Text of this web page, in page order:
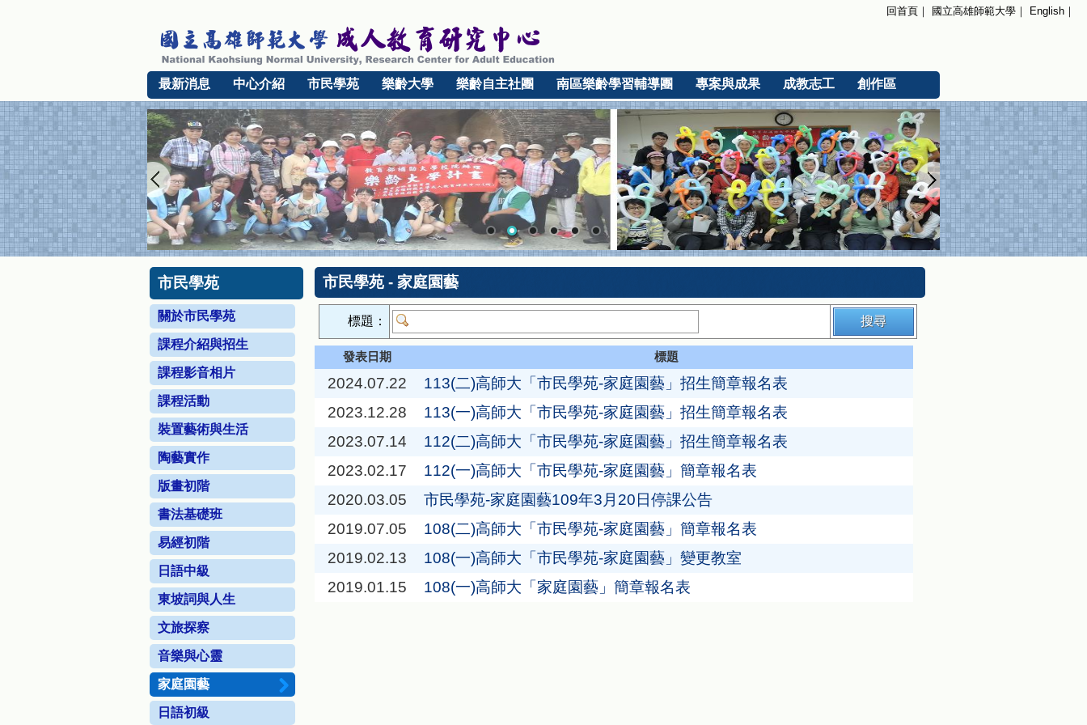
回首頁 ｜ 國立高雄師範大學 ｜ English ｜
最新消息 中心介紹 市民學苑 樂齡大學 樂齡自主社團 南區樂齡學習輔導團 專案與成果 成教志工 創作區
市民學苑
關於市民學苑
課程介紹與招生
課程影音相片
課程活動
裝置藝術與生活
陶藝實作
版畫初階
書法基礎班
易經初階
日語中級
東坡詞與人生
文旅探察
音樂與心靈
家庭園藝
日語初級
市民學苑 - 家庭園藝
標題：
發表日期 標題
2024.07.22
113(二)高師大「市民學苑-家庭園藝」招生簡章報名表
2023.12.28
113(一)高師大「市民學苑-家庭園藝」招生簡章報名表
2023.07.14
112(二)高師大「市民學苑-家庭園藝」招生簡章報名表
2023.02.17
112(一)高師大「市民學苑-家庭園藝」簡章報名表
2020.03.05
市民學苑-家庭園藝109年3月20日停課公告
2019.07.05
108(二)高師大「市民學苑-家庭園藝」簡章報名表
2019.02.13
108(一)高師大「市民學苑-家庭園藝」變更教室
2019.01.15
108(一)高師大「家庭園藝」簡章報名表